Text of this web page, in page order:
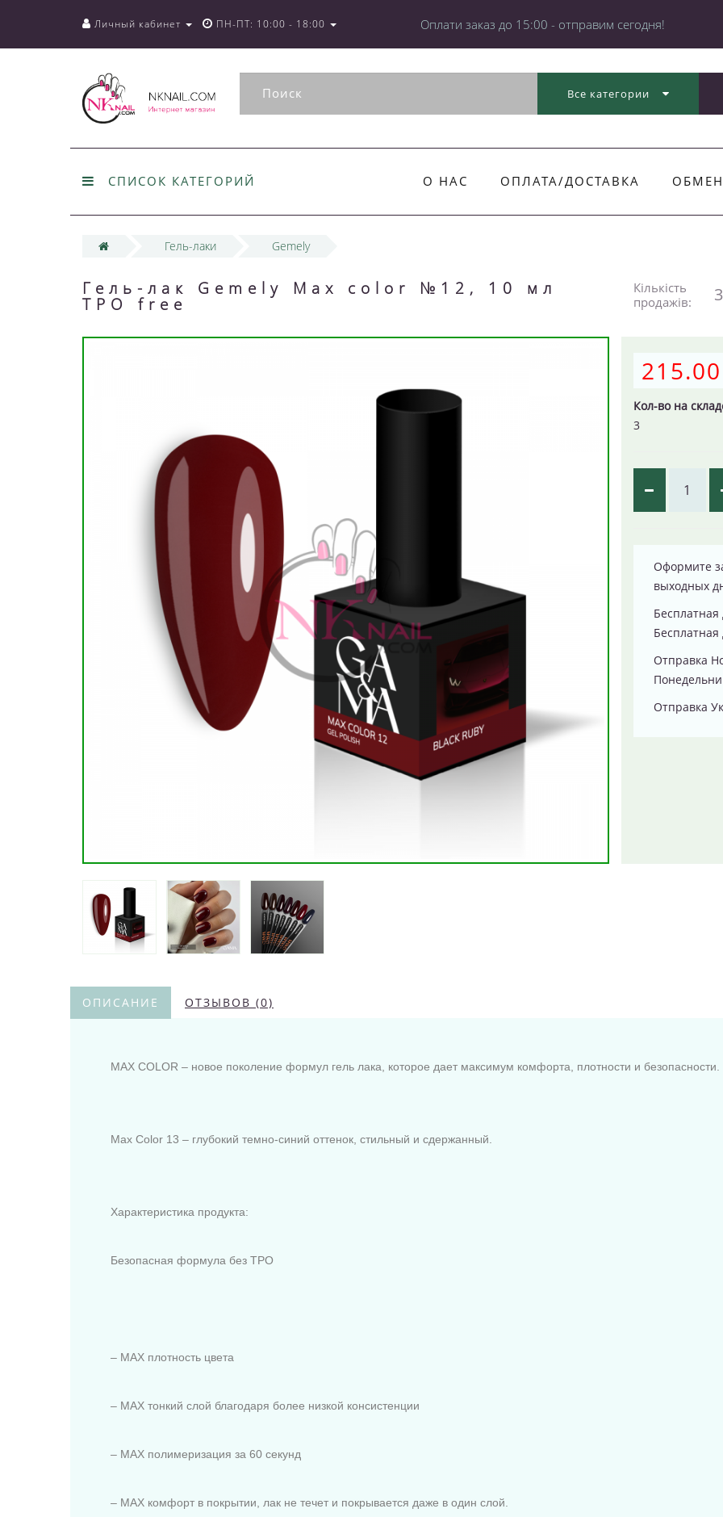
Оплати заказ до 15:00 - отправим сегодня!
Личный кабинет ПН-ПТ: 10:00 - 18:00
Все категории
СПИСОК КАТЕГОРИЙ О НАС ОПЛАТА/ДОСТАВКА
Гель-лаки Gemely
Гель-лак Gemely Max color №12, 10 мл
TPO free
Кількість
продажів:
Кол-во на
3
Оформите
выходных
Бесплатная
Отправка
Отправка
ОПИСАНИЕ ОТЗЫВОВ (0)
MAX COLOR – новое поколение формул гель лака, которое дает максимум комфорта, плотности и безопасности.
Max Color 13 – глубокий темно-синий оттенок, стильный и сдержанный.
Характеристика продукта:
Безопасная формула без TPO
– MAX плотность цвета
– MAX тонкий слой благодаря более низкой консистенции
– MAX полимеризация за 60 секунд
– MAX комфорт в покрытии, лак не течет и покрывается даже в один слой.